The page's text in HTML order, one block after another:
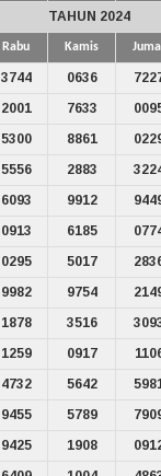
TAHUN 2024
Rabu Kamis
3744 0636
2001 7633
5300 8861
5556 2883
6093 9912
0913 6185
0295 5017
9982 9754
1878 3516
1259 0917
4732 5642
9455 5789
9425 1908